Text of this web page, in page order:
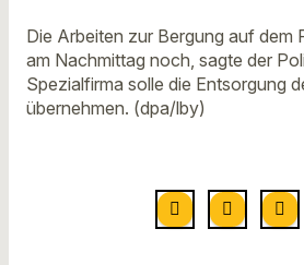
Die Arbeiten zur Bergung auf dem
am Nachmittag noch, sagte der
Spezialfirma solle die Entsorgung
übernehmen. (dpa/lby)